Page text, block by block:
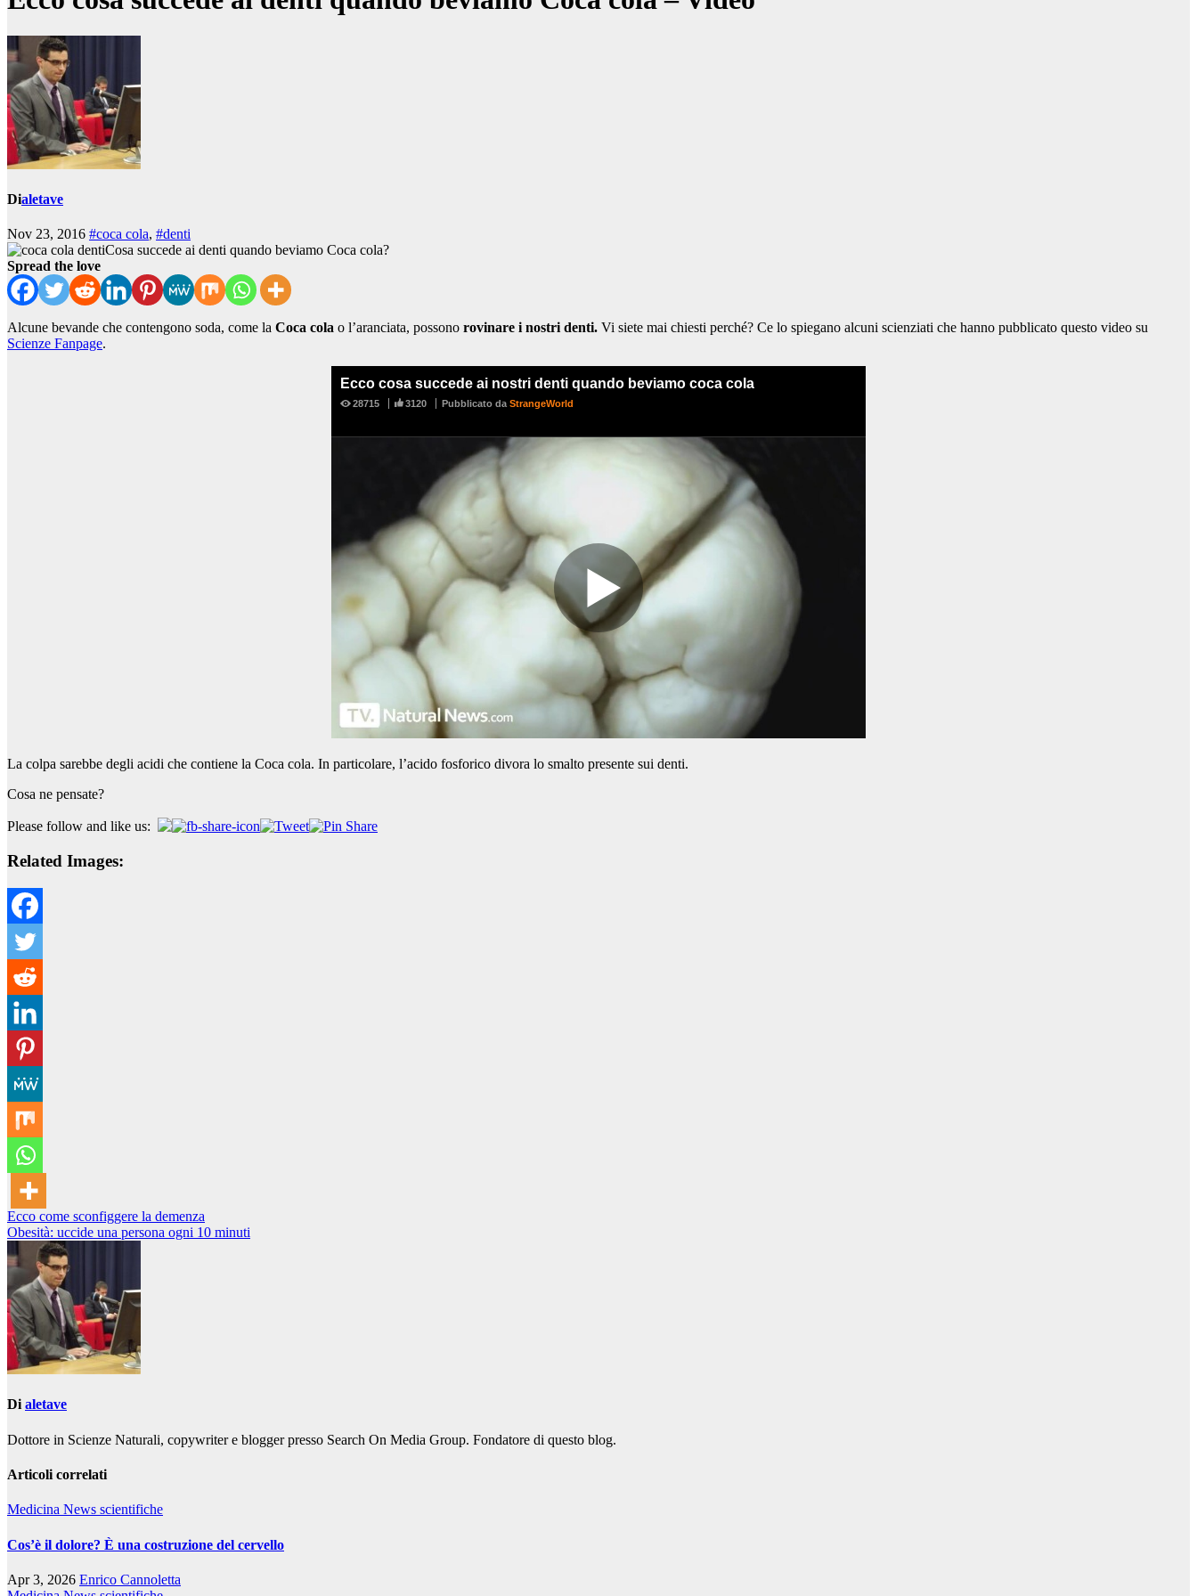
Dialetave
Nov 23, 2016 #coca cola, #denti
Cosa succede ai denti quando beviamo Coca cola?
Spread the love
Alcune bevande che contengono soda, come la Coca cola o l’aranciata, possono rovinare i nostri denti. Vi siete mai chiesti perché? Ce lo spiegano alcuni scienziati che hanno pubblicato questo video su
Scienze Fanpage.
La colpa sarebbe degli acidi che contiene la Coca cola. In particolare, l’acido fosforico divora lo smalto presente sui denti.
Cosa ne pensate?
Please follow and like us:
Related Images:
Navigazione
articoli
Ecco come sconfiggere la demenza
Obesità: uccide una persona ogni 10 minuti
Dialetave
Dottore in Scienze Naturali, copywriter e blogger presso Search On Media Group. Fondatore di questo blog.
Articoli correlati
Medicina News scientifiche
Cos’è il dolore? È una costruzione del cervello
Apr 3, 2026 Enrico Cannoletta